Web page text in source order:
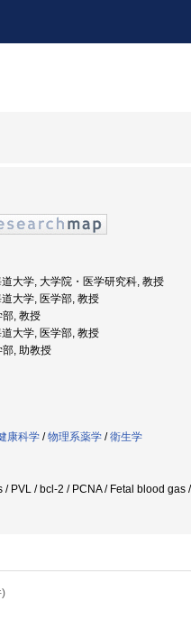
大学, 大学院・医学研究科, 教授
大学, 医学部, 教授
, 教授
大学, 医学部, 教授
, 助教授
康科学 /物理系薬学 /衛生学
PVL / bcl-2 / PCNA / Fetal blood